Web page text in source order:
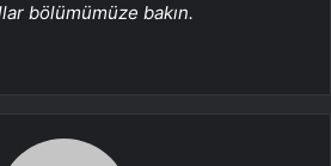
bölümümüze bakın.